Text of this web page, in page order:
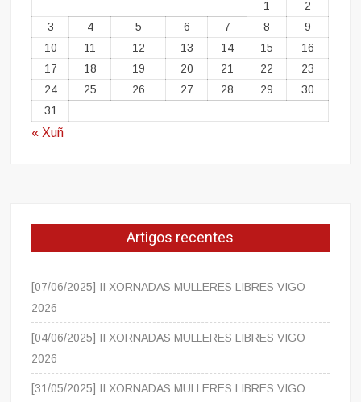
1
2
3
4 5 6 7 8
9
10
11 12 13 14 15
16
17
18 19 20 21 22
23
24
25 26 27 28 29
30
31
« Xuñ
Artigos recentes
[07/06/2025] II XORNADAS MULLERES LIBRES VIGO
2026
[04/06/2025] II XORNADAS MULLERES LIBRES VIGO
2026
[31/05/2025] II XORNADAS MULLERES LIBRES VIGO